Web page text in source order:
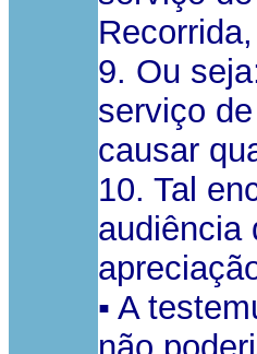
9. Ou
serviço
causar
10. Tal
audiência
▪ A